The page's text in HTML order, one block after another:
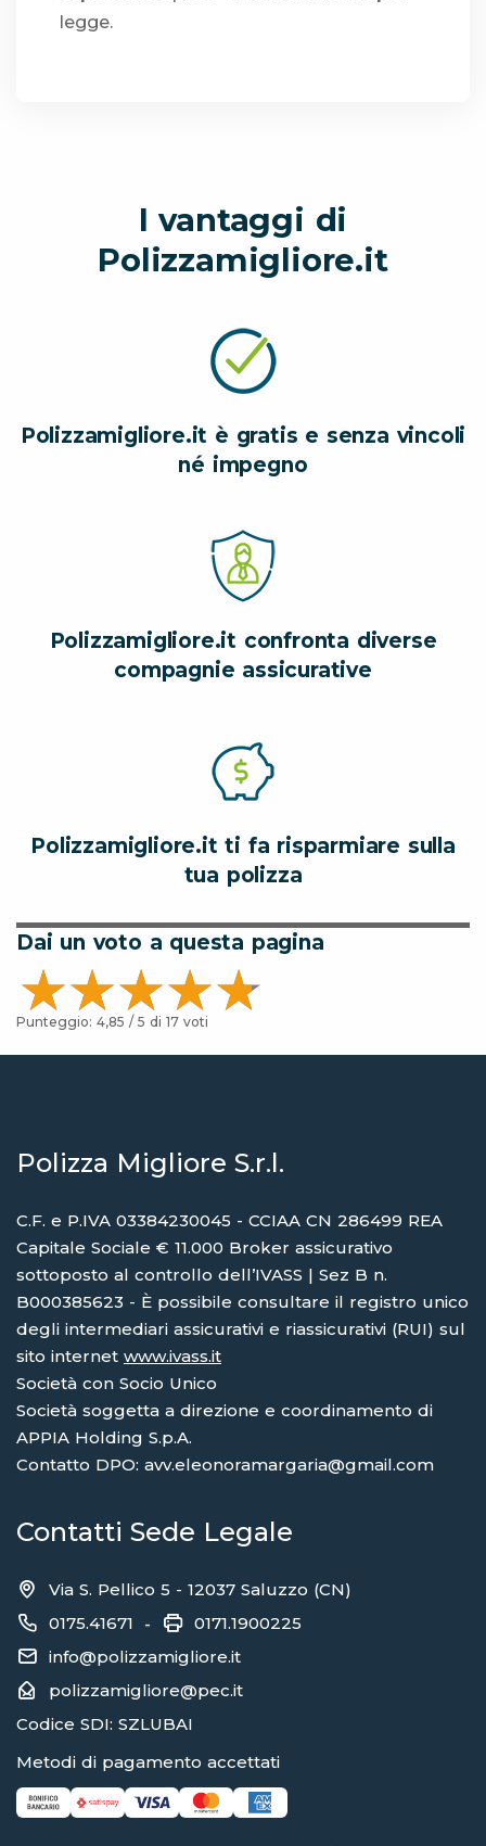
legge.
I vantaggi di
Polizzamigliore.it
Polizzamigliore.it è gratis e senza vincoli
né impegno
Polizzamigliore.it confronta diverse
compagnie assicurative
Polizzamigliore.it ti fa risparmiare sulla
tua polizza
Dai un voto a questa pagina
Punteggio: 4,85 / 5 di 17 voti
Polizza Migliore S.r.l.
C.F. e P.IVA 03384230045 - CCIAA CN 286499 REA
Capitale Sociale € 11.000 Broker assicurativo
sottoposto al controllo dell’IVASS | Sez B n.
B000385623 - È possibile consultare il registro unico
degli intermediari assicurativi e riassicurativi (RUI) sul
sito internet www.ivass.it
Società con Socio Unico
Società soggetta a direzione e coordinamento di
APPIA Holding S.p.A.
Contatto DPO: avv.eleonoramargaria@gmail.com
Contatti Sede Legale
Via S. Pellico 5 - 12037 Saluzzo (CN)
0175.41671 -
0171.1900225
info@polizzamigliore.it
polizzamigliore@pec.it
Codice SDI: SZLUBAI
Metodi di pagamento accettati